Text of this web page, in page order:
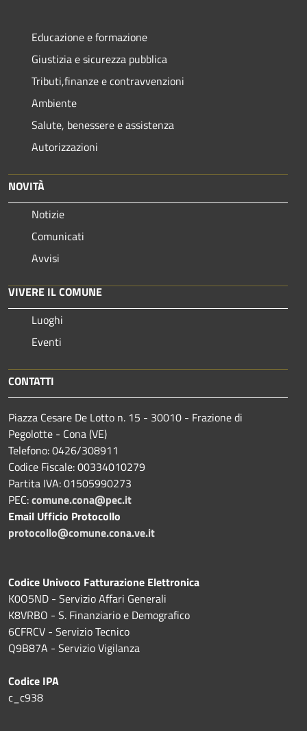
Educazione e formazione
Giustizia e sicurezza pubblica
Tributi,finanze e contravvenzioni
Ambiente
Salute, benessere e assistenza
Autorizzazioni
NOVITÀ
Notizie
Comunicati
Avvisi
VIVERE IL COMUNE
Luoghi
Eventi
CONTATTI
Piazza Cesare De Lotto n. 15 - 30010 - Frazione di
Pegolotte - Cona (VE)
Telefono: 0426/308911
Codice Fiscale: 00334010279
Partita IVA: 01505990273
PEC:comune.cona@pec.it
Email Ufficio Protocollo
protocollo@comune.cona.ve.it
Codice Univoco Fatturazione Elettronica
K0O5ND - Servizio Affari Generali
K8VRBO - S. Finanziario e Demografico
6CFRCV - Servizio Tecnico
Q9B87A - Servizio Vigilanza
Codice IPA
c_c938